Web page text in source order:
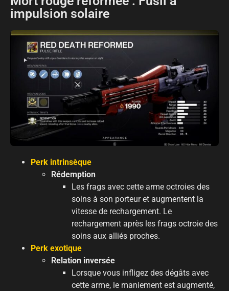
impulsion solaire
Perk intrinsèque
Rédemption
Les frags avec cette arme octroies des
soins à son porteur et augmentent la
vitesse de rechargement. Le
rechargement après les frags octroie des
soins aux alliés proches.
Perk exotique
Relation inversée
Lorsque vous infligez des dégâts avec
cette arme, le maniement est augmenté,